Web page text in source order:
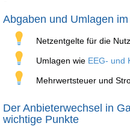
Abgaben und Umlagen
Netzentgelte für die
Umlagen wie EEG- und
Mehrwertsteuer und
Der Anbieterwechsel in
wichtige Punkte